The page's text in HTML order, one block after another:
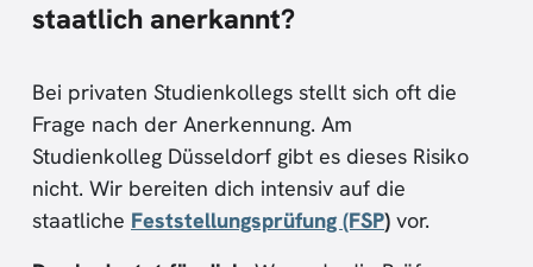
staatlich anerkannt?
Bei privaten Studienkollegs stellt sich oft die
Frage nach der Anerkennung. Am
Studienkolleg Düsseldorf gibt es dieses Risiko
nicht. Wir bereiten dich intensiv auf die
staatliche Feststellungsprüfung (FSP) vor.